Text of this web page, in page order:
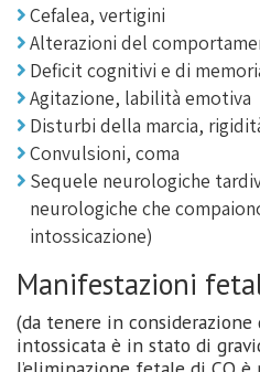
Cefalea, vertigini
Alterazioni del
Deficit cognitivi e di
Agitazione, labilità emotiva
Disturbi della marcia,
Convulsioni, coma
Sequele neurologiche
neurologiche che
intossicazione)
Manifestazioni
(da tenere in considerazione
intossicata è in stato di